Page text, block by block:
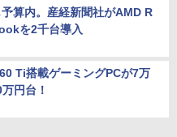
算内。産経新聞社がAMD R
を2千台導入
Ti搭載ゲーミングPCが7万
円台！